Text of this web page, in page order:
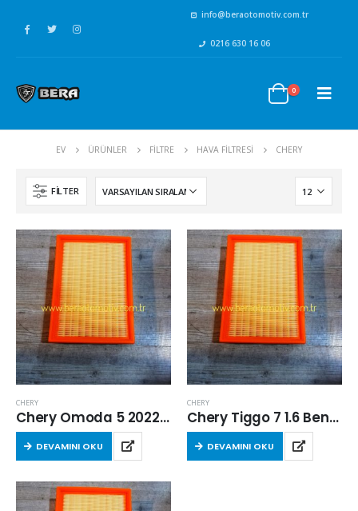
info@beraotomotiv.com.tr
0216 630 16 06
0
EV ÜRÜNLER FİLTRE HAVA FİLTRESİ CHERY
FILTER
CHERY
Chery Omoda 5 2022 Sonrası 1.6 Benzinli Hava Filtresi
DEVAMINI OKU
CHERY
Chery Tiggo 7 1.6 Benzinli Hava Filtresi
DEVAMINI OKU